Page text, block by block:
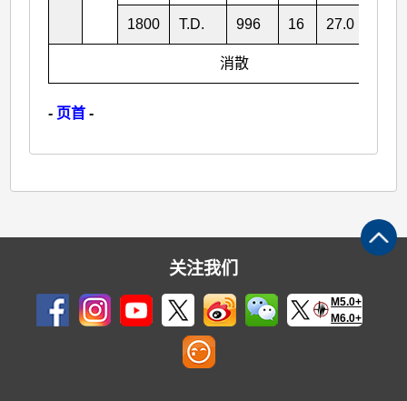
1800 T.D. 996 16 27.0
消散
- 页首 -
关注我们
M5.0+
M6.0+